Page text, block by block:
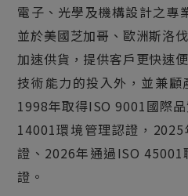
電子、光學及機構設計之專
並於美國芝加哥、歐洲斯洛
加速供貨，提供客戶更快速
技術能力的投入外，並兼
1998年取得ISO 9001國際
14001環境管理認證，
證、2026年通過ISO
證。